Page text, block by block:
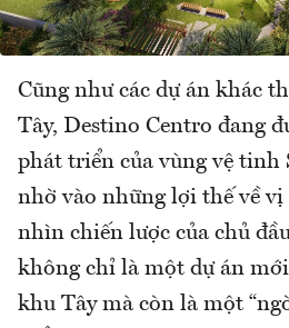
Cũng như các dự án khác
Tây, Destino Centro đang
phát triển của vùng vệ tinh
nhờ vào những lợi thế về
nhìn chiến lược của chủ
không chỉ là một dự án
khu Tây mà còn là một